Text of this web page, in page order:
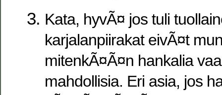
Kata, hyvÃ¤ jos tuli
karjalanpiirakat eivÃ¤t
mitenkÃ¤Ã¤n hankalia
mahdollisia. Eri asia, jos